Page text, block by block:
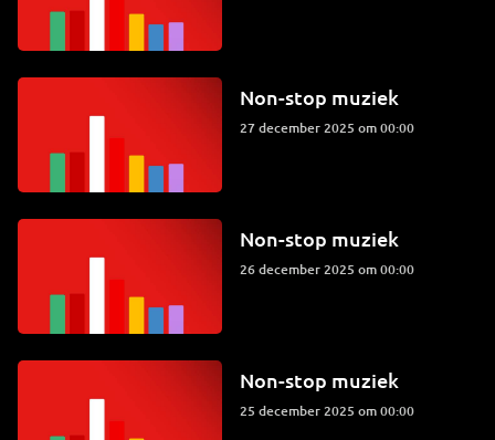
Non-stop muziek
27 december 2025 om 00:00
Non-stop muziek
26 december 2025 om 00:00
Non-stop muziek
25 december 2025 om 00:00